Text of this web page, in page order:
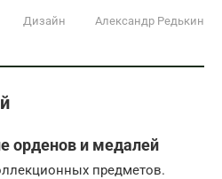
Дизайн Александр Редькин
орденов и медалей
предметов.